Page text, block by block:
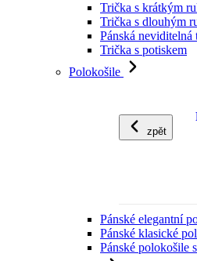
Trička s krátkým
Trička s dlouhým
Pánská neviditelná
Trička s potiskem
Polokošile
zpět
Pánské elegantní
Pánské klasické
Pánské polokošile